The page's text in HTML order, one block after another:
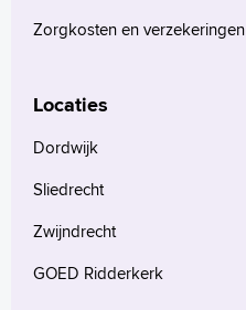
Zorgkosten en verzekeringen
Locaties
Dordwijk
Sliedrecht
Zwijndrecht
GOED Ridderkerk